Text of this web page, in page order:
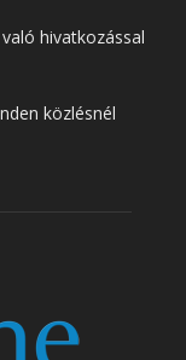
hivatkozással
közlésnél